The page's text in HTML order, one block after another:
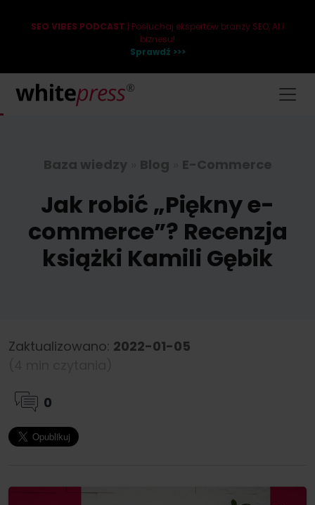
SEO VIBES PODCAST | Posłuchaj ekspertów branży SEO, AI i
biznesu!
Sprawdź >>>
Baza wiedzy Blog E-Commerce
Jak robić „Piękny e-
commerce”? Recenzja
książki Kamili Gębik
Zaktualizowano: 2022-01-05
0